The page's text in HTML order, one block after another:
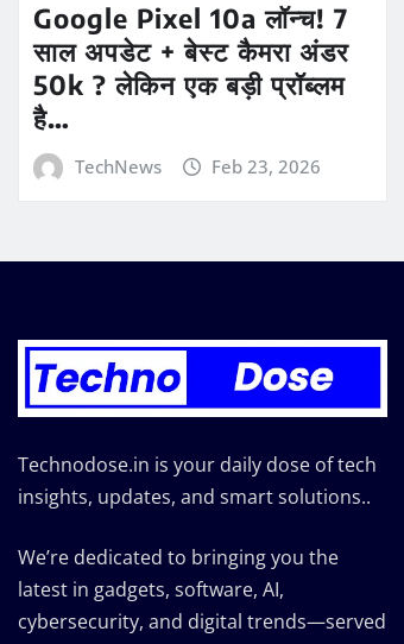
Google Pixel 10a लॉन्च! 7
साल अपडेट + बेस्ट कैमरा अंडर
50k ? लेकिन एक बड़ी प्रॉब्लम
है…
TechNews Feb 23, 2026
Technodose.in is your daily dose of tech
insights, updates, and smart solutions..
We’re dedicated to bringing you the
latest in gadgets, software, AI,
cybersecurity, and digital trends—served